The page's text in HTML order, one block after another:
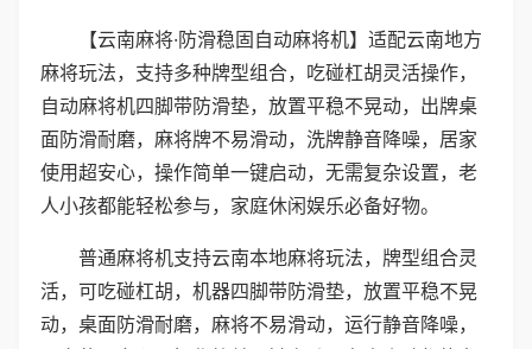
【云南麻将·防滑稳固自动麻将机】适配云南地方
麻将玩法，支持多种牌型组合，吃碰杠胡灵活操作，
自动麻将机四脚带防滑垫，放置平稳不晃动，出牌桌
面防滑耐磨，麻将牌不易滑动，洗牌静音降噪，居家
使用超安心，操作简单一键启动，无需复杂设置，老
人小孩都能轻松参与，家庭休闲娱乐必备好物。
普通麻将机支持云南本地麻将玩法，牌型组合灵
活，可吃碰杠胡，机器四脚带防滑垫，放置平稳不晃
动，桌面防滑耐磨，麻将不易滑动，运行静音降噪，